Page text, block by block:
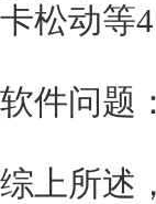
卡松动等4
软件问题
综上所述